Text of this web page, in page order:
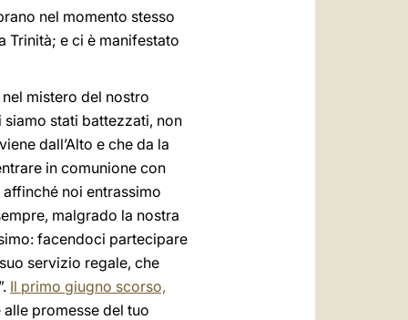
nel momento stesso
Trinità; e ci è manifestato
mistero del nostro
siamo stati battezzati, non
dall’Alto e che da la
in comunione con
noi entrassimo
malgrado la nostra
facendoci partecipare
servizio regale, che
Il primo giugno scorso,
promesse del tuo